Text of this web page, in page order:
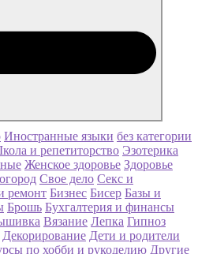
Иностранные языки без категории
и репетиторство Эзотерика
Женское здоровье Здоровье
Свое дело Секс и
ремонт Бизнес Бисер Базы и
Брошь Бухгалтерия и финансы
Вязание Лепка Гипноз
Декорирование Дети и родители
по хобби и рукоделию Другие